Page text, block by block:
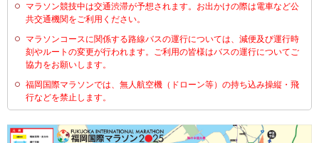
マラソン競技中は交通渋滞が予想されます。お出かけの際は電車など公
共交通機関をご利用ください。
マラソンコースに関係する路線バスの運行については、減便及び運行時
刻やルートの変更が行われます。ご利用の皆様はバスの運行についてご
協力をお願いします。
福岡国際マラソンでは、無人航空機（ドローン等）の持ち込み操縦・飛
行などを禁止します。